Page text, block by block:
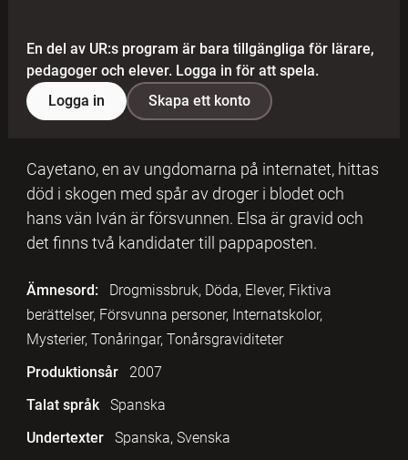
En del av UR:s program är bara tillgängliga för lärare,
pedagoger och elever. Logga in för att spela.
Logga in
Skapa ett konto
Cayetano, en av ungdomarna på internatet, hittas
död i skogen med spår av droger i blodet och
hans vän Iván är försvunnen. Elsa är gravid och
det finns två kandidater till pappaposten.
Ämnesord:
Drogmissbruk, Döda, Elever, Fiktiva
berättelser, Försvunna personer, Internatskolor,
Mysterier, Tonåringar, Tonårsgraviditeter
Produktionsår
2007
Talat språk
Spanska
Undertexter
Spanska, Svenska